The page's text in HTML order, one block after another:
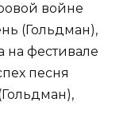
войне
(Гольдман),
на фестивале
песня